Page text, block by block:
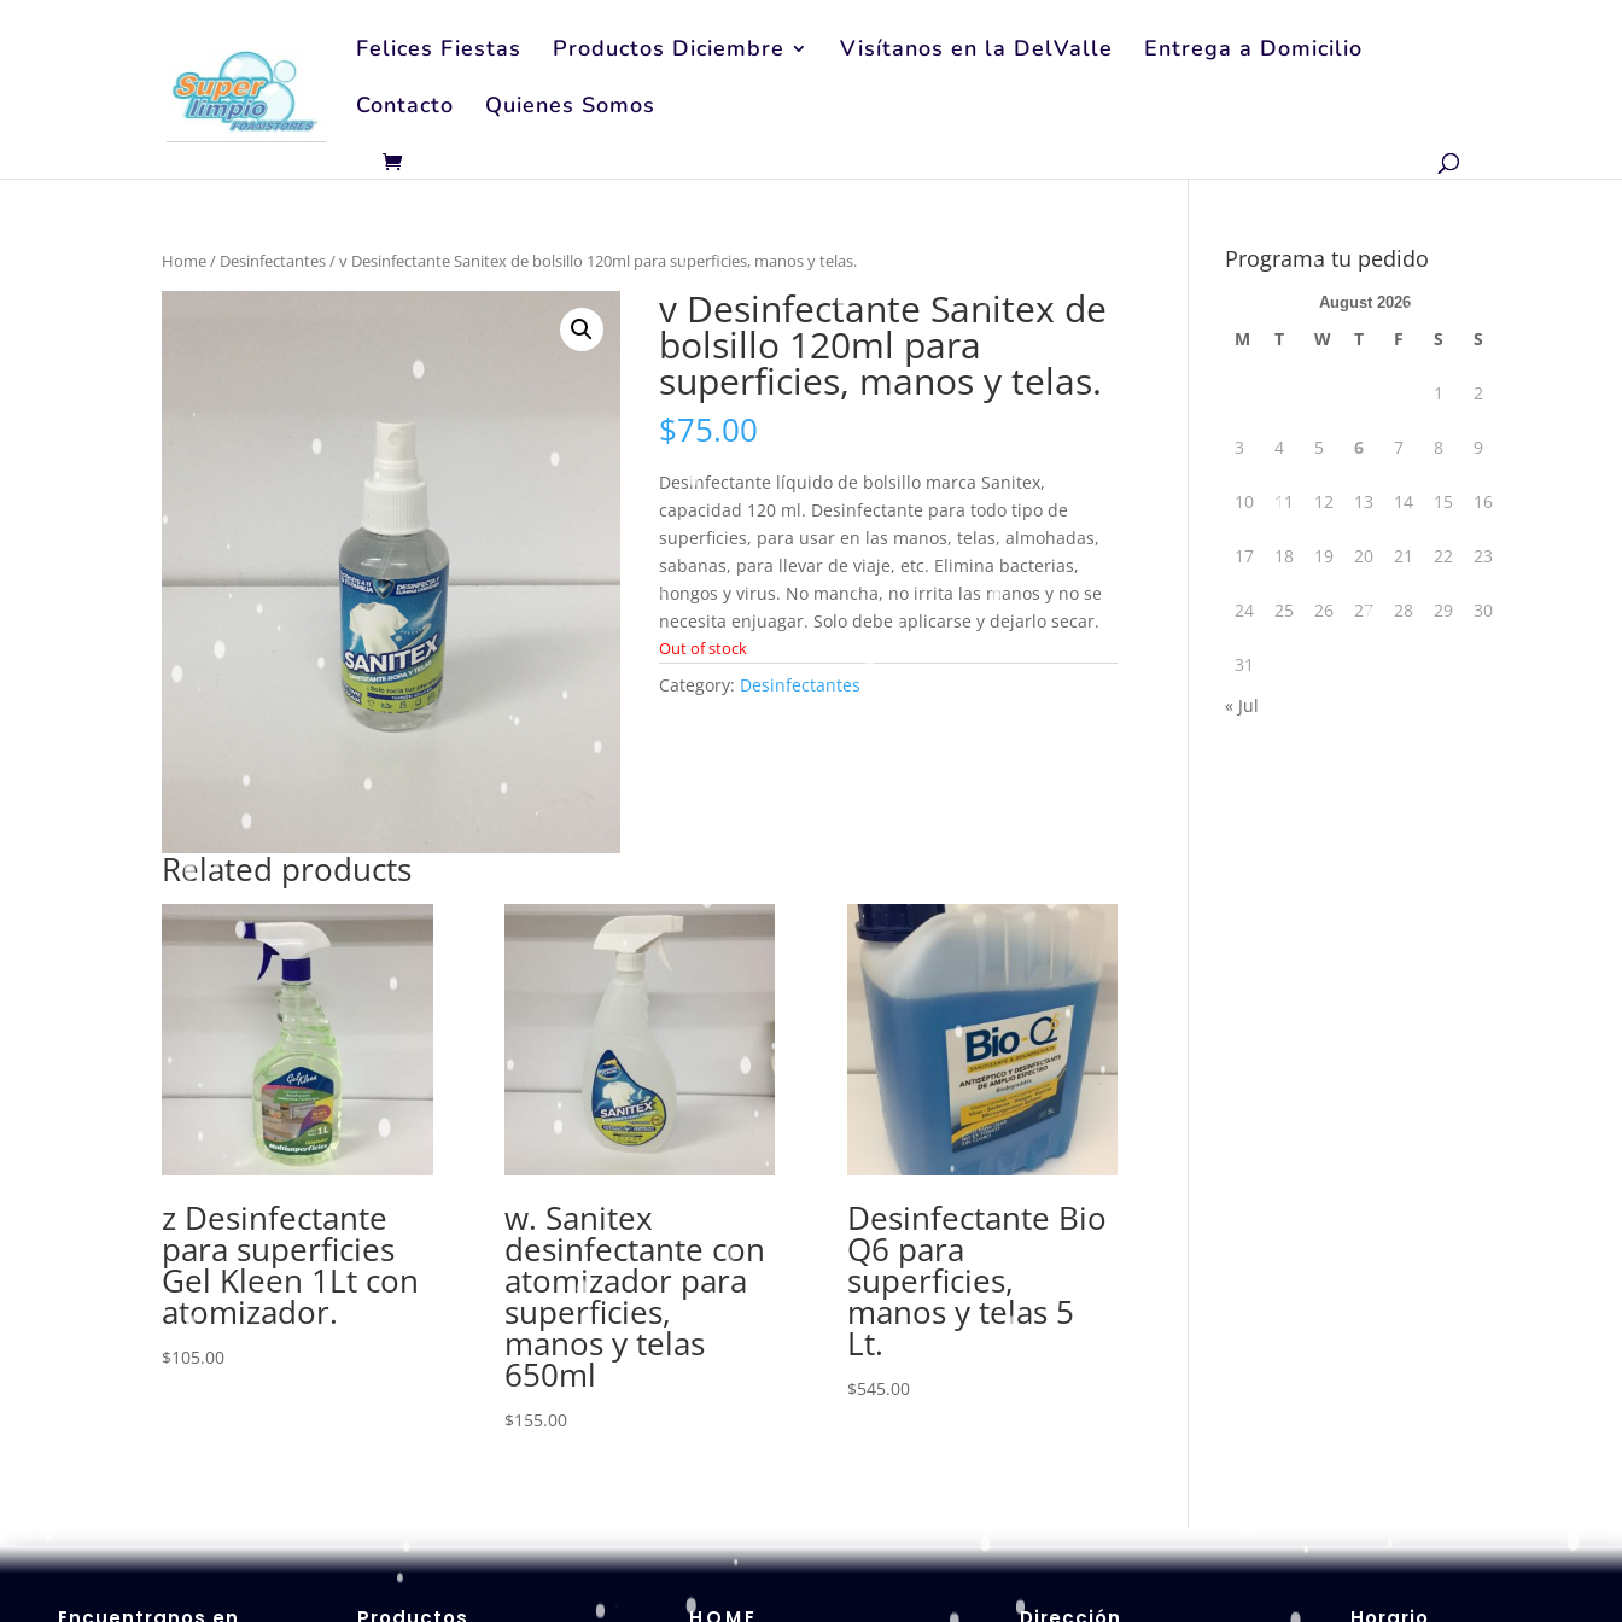
Felices Fiestas Productos Diciembre Visítanos en la DelValle
Entrega a Domicilio
Contacto
Quienes Somos
Home/ Desinfectantes/ v Desinfectante Sanitex de bolsillo 120ml para superficies, manos y telas.
v Desinfectante Sanitex de
bolsillo 120ml para
superficies, manos y telas.
$75.00
Desinfectante líquido de bolsillo marca Sanitex,
capacidad 120 ml. Desinfectante para todo tipo de
superficies, para usar en las manos, telas, almohadas,
sabanas, para llevar de viaje, etc. Elimina bacterias,
hongos y virus. No mancha, no irrita las manos y no se
necesita enjuagar. Solo debe aplicarse y dejarlo secar.
Out of stock
Category: Desinfectantes
Related products
z Desinfectante
para superficies
Gel Kleen 1Lt con
atomizador.
$105.00
w. Sanitex
desinfectante con
atomizador para
superficies,
manos y telas
650ml
$155.00
Desinfectante Bio
Q6 para
superficies,
manos y telas 5
Lt.
$545.00
Programa tu pedido
August 2026
M T W T F S S
1 2
3 4 5 6 7 8 9
10 11 12 13 14 15 16
17 18 19 20 21 22 23
24 25 26 27 28 29 30
31
« Jul